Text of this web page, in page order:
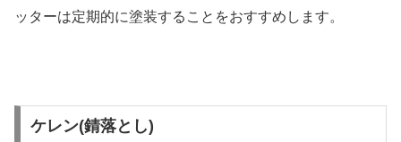
ッターは定期的に塗装することをおすすめします。
ケレン(錆落とし)